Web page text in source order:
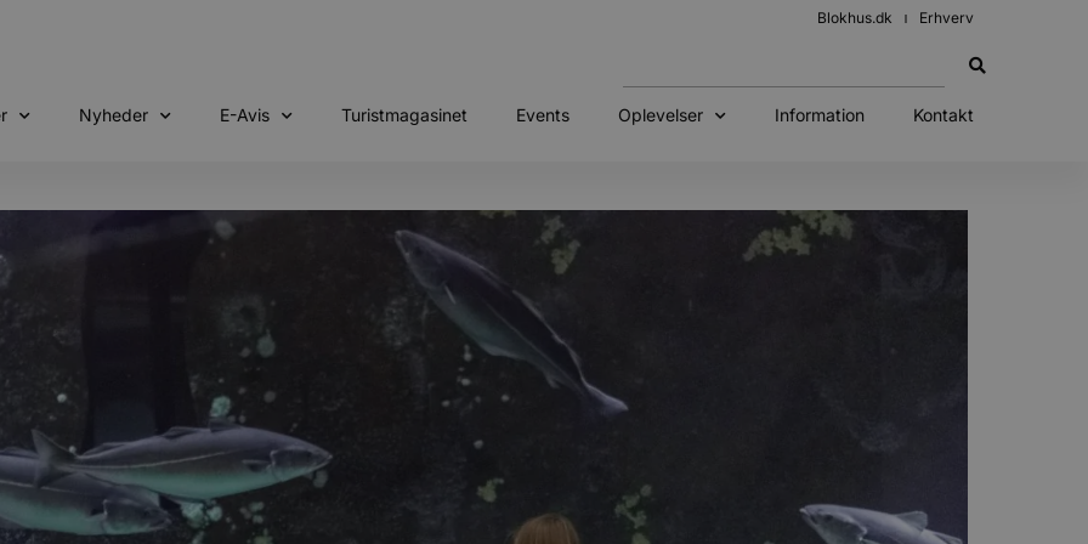
Blokhus.dk Erhverv
Nyheder E-Avis Turistmagasinet Events Oplevelser Information Kontakt